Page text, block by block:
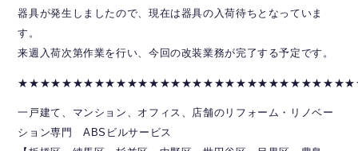
器具が発生しましたので、現在は器具の入荷待ちとなっていま
す。
来週入荷次第作業を行い、今回の改装業務が完了する予定です。
一戸建て、マンション、オフィス、店舗のリフォーム・リノベー
ション専門 ABSビルサービス